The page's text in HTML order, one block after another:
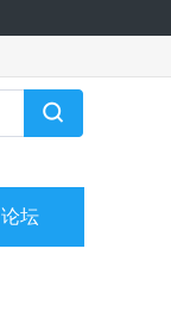
论坛